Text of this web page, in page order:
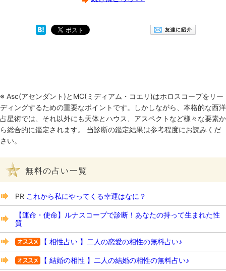
※ Asc(アセンダント)とMC(ミディアム・コエリ)はホロスコープをリー
ディングするための重要なポイントです。しかしながら、本格的な西洋
占星術では、それ以外にも天体とハウス、アスペクトなど様々な要素か
ら総合的に鑑定されます。 当診断の鑑定結果は参考程度にお読みくだ
さい。
無料の占い一覧
PR これから私にやってくる幸運はなに？
【運命・使命】ルナスコープで診断！あなたの持って生まれた性
質
【 相性占い 】二人の恋愛の相性の無料占い♪
【 結婚の相性 】二人の結婚の相性の無料占い♪